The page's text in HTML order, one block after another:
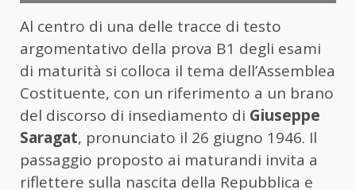
Al centro di una delle tracce di testo
argomentativo della prova B1 degli esami
di maturità si colloca il tema dell’Assemblea
Costituente, con un riferimento a un brano
del discorso di insediamento di Giuseppe
Saragat, pronunciato il 26 giugno 1946. Il
passaggio proposto ai maturandi invita a
riflettere sulla nascita della Repubblica e